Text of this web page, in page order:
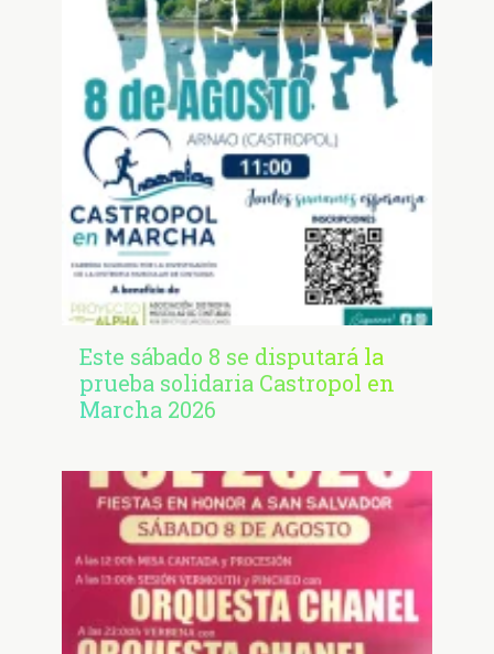
Este sábado 8 se disputará la
prueba solidaria Castropol en
Marcha 2026